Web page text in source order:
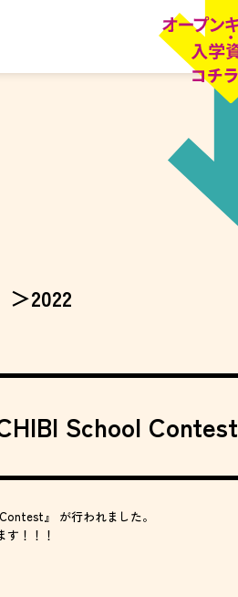
2022
School Contest
』 が行われました。
！！！